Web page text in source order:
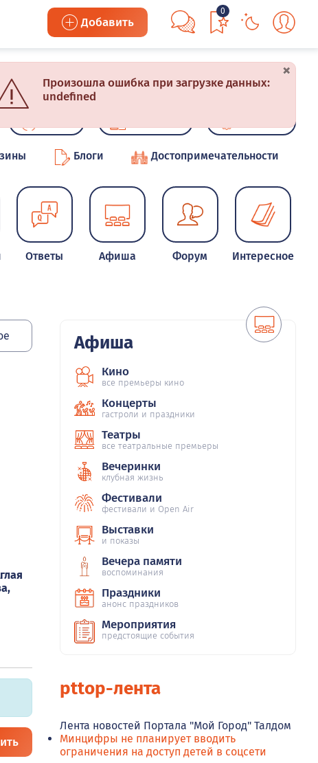
Добавить
0
×
Произошла ошибка при загрузке данных:
undefined
Блоги Достопримечательности
Ответы Афиша Форум Интересное
Афиша
Кино
все премьеры кино
Концерты
гастроли и праздники
Театры
все театральные премьеры
Вечеринки
клубная жизнь
Фестивали
фестивали и Open Air
Выставки
и показы
Вечера памяти
воспоминания
Праздники
анонс праздников
Мероприятия
предстоящие события
pttop-лента
Лента новостей Портала "Мой Город" Талдом
Минцифры не планирует вводить
ограничения на доступ детей в соцсети